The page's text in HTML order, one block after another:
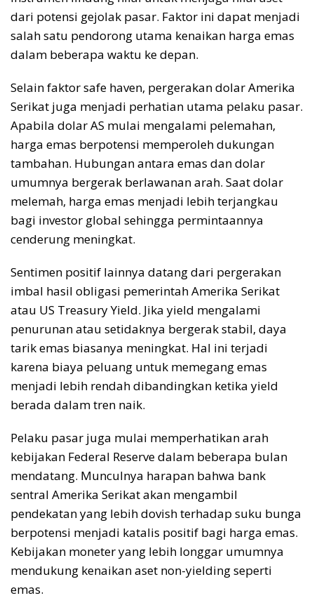
dari potensi gejolak pasar. Faktor ini dapat menjadi
salah satu pendorong utama kenaikan harga emas
dalam beberapa waktu ke depan.
Selain faktor safe haven, pergerakan dolar Amerika
Serikat juga menjadi perhatian utama pelaku pasar.
Apabila dolar AS mulai mengalami pelemahan,
harga emas berpotensi memperoleh dukungan
tambahan. Hubungan antara emas dan dolar
umumnya bergerak berlawanan arah. Saat dolar
melemah, harga emas menjadi lebih terjangkau
bagi investor global sehingga permintaannya
cenderung meningkat.
Sentimen positif lainnya datang dari pergerakan
imbal hasil obligasi pemerintah Amerika Serikat
atau US Treasury Yield. Jika yield mengalami
penurunan atau setidaknya bergerak stabil, daya
tarik emas biasanya meningkat. Hal ini terjadi
karena biaya peluang untuk memegang emas
menjadi lebih rendah dibandingkan ketika yield
berada dalam tren naik.
Pelaku pasar juga mulai memperhatikan arah
kebijakan Federal Reserve dalam beberapa bulan
mendatang. Munculnya harapan bahwa bank
sentral Amerika Serikat akan mengambil
pendekatan yang lebih dovish terhadap suku bunga
berpotensi menjadi katalis positif bagi harga emas.
Kebijakan moneter yang lebih longgar umumnya
mendukung kenaikan aset non-yielding seperti
emas.